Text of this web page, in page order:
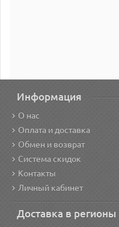
Информация
О нас
Оплата и доставка
Обмен и возврат
Система скидок
Контакты
Личный кабинет
Доставка в регионы